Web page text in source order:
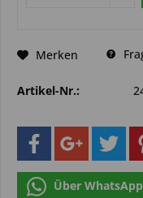
Merken
Artikel-Nr.:
Über